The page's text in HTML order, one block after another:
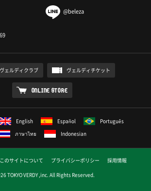
@beleza
ェルディクラブ ヴェルディチケット
ONLINE STORE
English Español
Português
ภาษาไทย
Indonesian
このサイトについて プライバシーポリシー
採用情報
TOKYO VERDY ,inc. All Rights Reserved.